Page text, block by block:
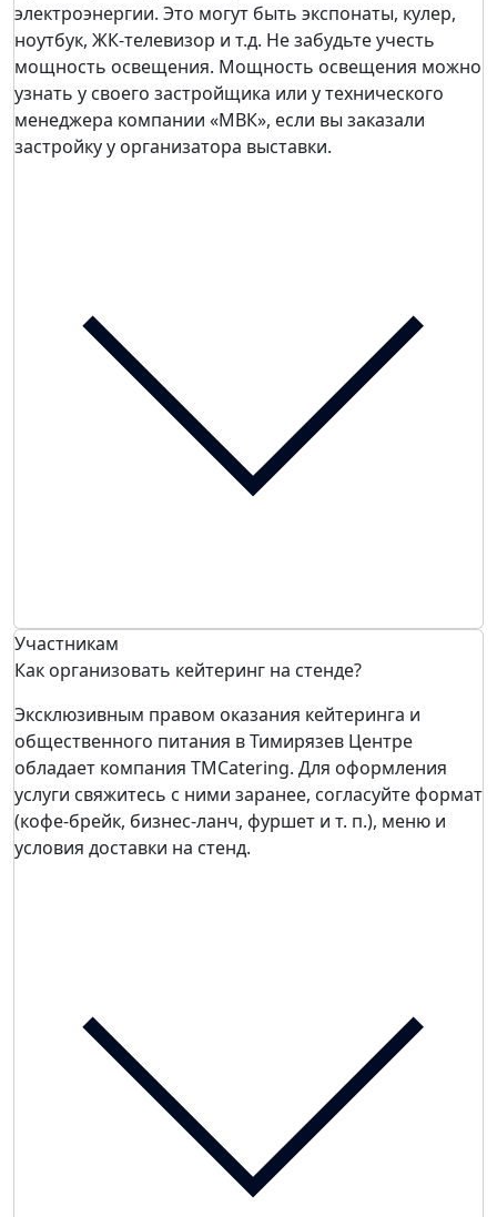
электроэнергии. Это могут быть экспонаты, кулер,
ноутбук, ЖК-телевизор и т.д. Не забудьте учесть
мощность освещения. Мощность освещения можно
узнать у своего застройщика или у технического
менеджера компании «МВК», если вы заказали
застройку у организатора выставки.
Участникам
Как организовать кейтеринг на стенде?
Эксклюзивным правом оказания кейтеринга и
общественного питания в Тимирязев Центре
обладает компания TMCatering. Для оформления
услуги свяжитесь с ними заранее, согласуйте формат
(кофе-брейк, бизнес-ланч, фуршет и т. п.), меню и
условия доставки на стенд.